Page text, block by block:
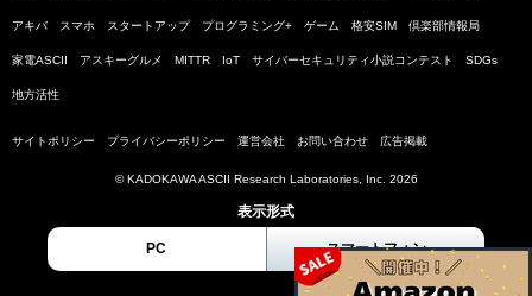
アキバ スマホ スタートアップ プログラミング+ ゲーム 格安SIM 倶楽部情報局
家電ASCII アスキーグルメ MITTR IoT サイバーセキュリティ小説コンテスト SDGs
地方活性
サイトポリシー プライバシーポリシー 運営会社 お問い合わせ 広告掲載
© KADOKAWA ASCII Research Laboratories, Inc. 2026
表示形式
PC スマートフォン